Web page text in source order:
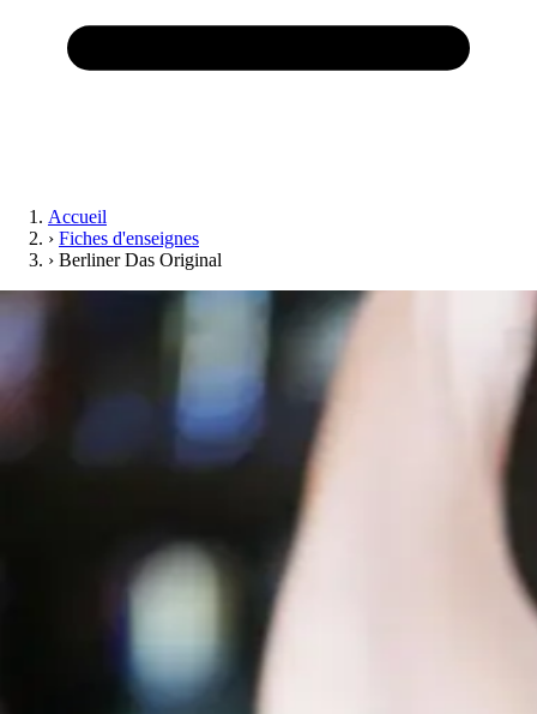
Accueil
› Fiches d'enseignes
› Berliner Das Original